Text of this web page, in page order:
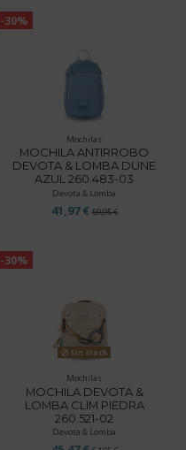
-30%
Mochilas
MOCHILA ANTIRROBO
DEVOTA & LOMBA DUNE
AZUL 260.483-03
Devota & Lomba
41,97 € 59,95 €
-30%
Sin stock
Mochilas
MOCHILA DEVOTA &
LOMBA CLIM PIEDRA
260.521-02
Devota & Lomba